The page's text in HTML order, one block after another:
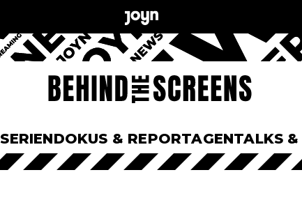
SERIENDOKUS & REPORTAGENTALKS